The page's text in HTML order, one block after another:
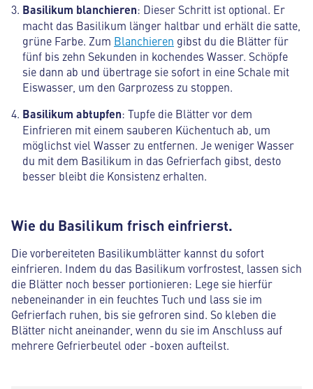
Basilikum blanchieren: Dieser Schritt ist optional. Er
macht das Basilikum länger haltbar und erhält die satte,
grüne Farbe. Zum Blanchieren gibst du die Blätter für
fünf bis zehn Sekunden in kochendes Wasser. Schöpfe
sie dann ab und übertrage sie sofort in eine Schale mit
Eiswasser, um den Garprozess zu stoppen.
Basilikum abtupfen: Tupfe die Blätter vor dem
Einfrieren mit einem sauberen Küchentuch ab, um
möglichst viel Wasser zu entfernen. Je weniger Wasser
du mit dem Basilikum in das Gefrierfach gibst, desto
besser bleibt die Konsistenz erhalten.
Wie du Basilikum frisch einfrierst.
Die vorbereiteten Basilikumblätter kannst du sofort
einfrieren. Indem du das Basilikum vorfrostest, lassen sich
die Blätter noch besser portionieren: Lege sie hierfür
nebeneinander in ein feuchtes Tuch und lass sie im
Gefrierfach ruhen, bis sie gefroren sind. So kleben die
Blätter nicht aneinander, wenn du sie im Anschluss auf
mehrere Gefrierbeutel oder -boxen aufteilst.